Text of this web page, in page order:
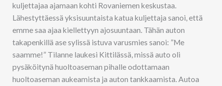
kuljettajaa ajamaan kohti Rovaniemen keskustaa.
Lähestyttäessä yksisuuntaista katua kuljettaja sanoi, että
emme saa ajaa kiellettyyn ajosuuntaan. Tähän auton
takapenkillä ase sylissä istuva varusmies sanoi: ”Me
saamme!” Tilanne laukesi Kittilässä, missä auto oli
pysäköitynä huoltoaseman pihalle odottamaan
huoltoaseman aukeamista ja auton tankkaamista. Autoa